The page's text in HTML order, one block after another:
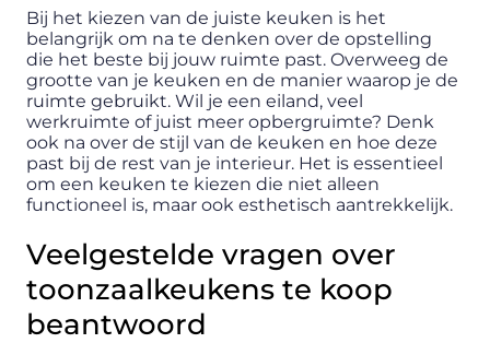
Bij het kiezen van de juiste keuken is het
belangrijk om na te denken over de opstelling
die het beste bij jouw ruimte past. Overweeg de
grootte van je keuken en de manier waarop je de
ruimte gebruikt. Wil je een eiland, veel
werkruimte of juist meer opbergruimte? Denk
ook na over de stijl van de keuken en hoe deze
past bij de rest van je interieur. Het is essentieel
om een keuken te kiezen die niet alleen
functioneel is, maar ook esthetisch aantrekkelijk.
Veelgestelde vragen over
toonzaalkeukens te koop
beantwoord